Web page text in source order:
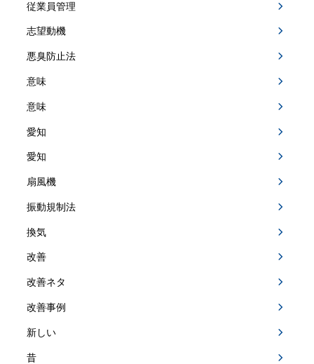
従業員管理
志望動機
悪臭防止法
意味
意味
愛知
愛知
扇風機
振動規制法
換気
改善
改善ネタ
改善事例
新しい
昔